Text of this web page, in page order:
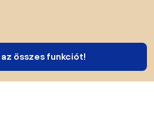
az összes funkciót!